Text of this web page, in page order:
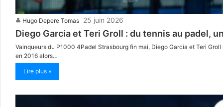
Hugo Depere Tomas 25 juin 2026
Diego Garcia et Teri Groll : du tennis au padel,
Vainqueurs du P1000 4Padel Strasbourg fin mai, Diego Garcia et Teri
en 2016 alors…
Lire plus »